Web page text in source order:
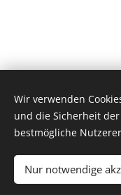
Wir verwenden
und die Sicherheit
bestmögliche
Nur notwendige